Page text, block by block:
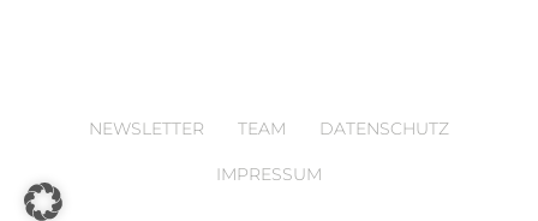
NEWSLETTER TEAM DATENSCHUTZ
IMPRESSUM